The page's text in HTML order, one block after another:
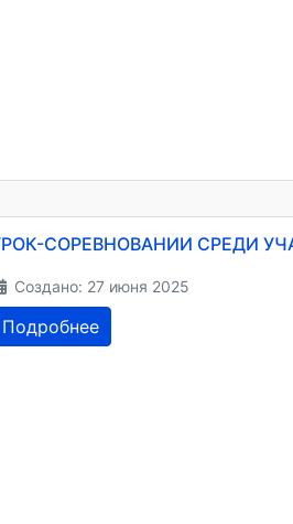
СОРЕВНОВАНИИ СРЕДИ
Создано: 27 июня 2025
Подробнее